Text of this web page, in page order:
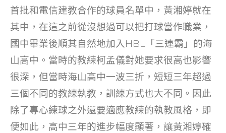
首批和電信建教合作的球員名單中，黃湘婷就在
其中，在這之前從沒想過可以把打球當作職業，
國中畢業後順其自然地加入HBL「三連霸」的海
山高中。當時的教練柯孟儀對她要求很高也影響
很深，但當時海山高中一波三折，短短三年超過
三個不同的教練執教，訓練方式也大不同。因此
除了專心練球之外還要適應教練的執教風格，即
便如此，高中三年的進步幅度顯著，讓黃湘婷確